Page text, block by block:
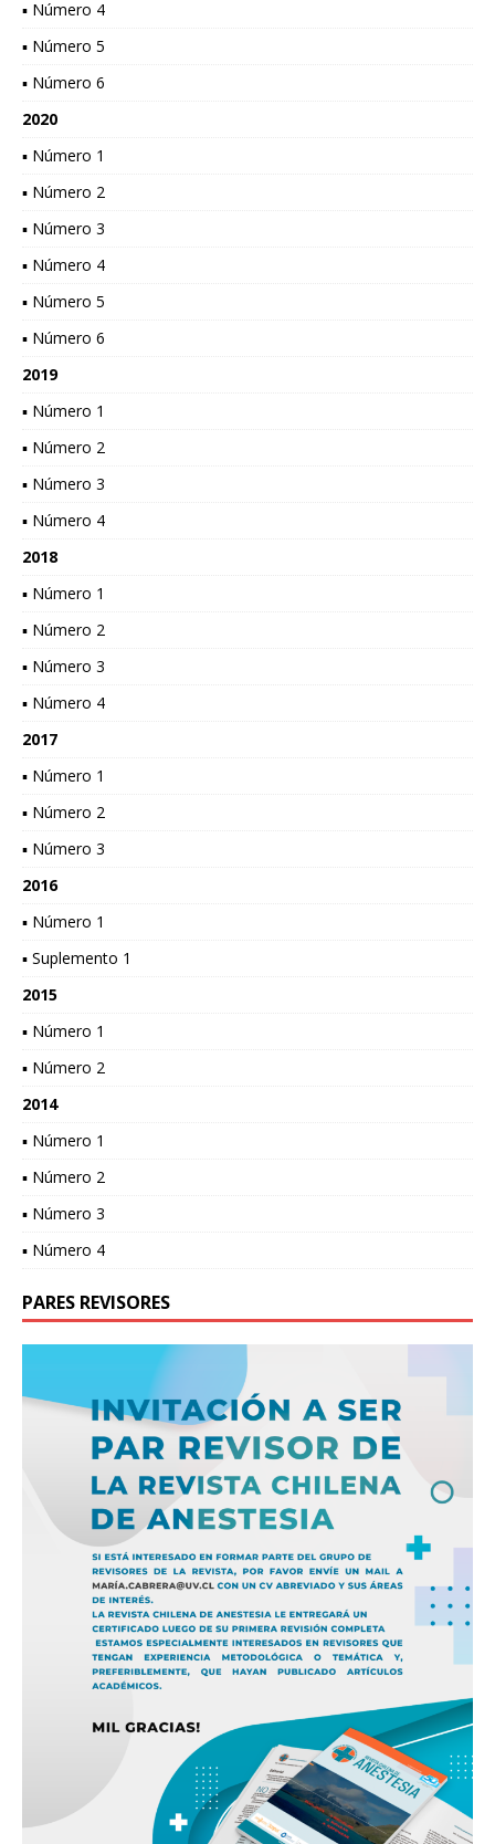
▪ Número 4
▪ Número 5
▪ Número 6
2020
▪ Número 1
▪ Número 2
▪ Número 3
▪ Número 4
▪ Número 5
▪ Número 6
2019
▪ Número 1
▪ Número 2
▪ Número 3
▪ Número 4
2018
▪ Número 1
▪ Número 2
▪ Número 3
▪ Número 4
2017
▪ Número 1
▪ Número 2
▪ Número 3
2016
▪ Número 1
▪ Suplemento 1
2015
▪ Número 1
▪ Número 2
2014
▪ Número 1
▪ Número 2
▪ Número 3
▪ Número 4
PARES REVISORES